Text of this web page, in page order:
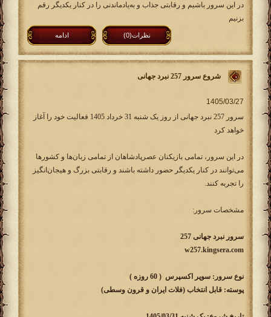
در این سرور باشیم و رقابتی جذاب و به‌یادماندنی را در کنار یکدیگر رقم
بزنیم
ادامه نظرات(0)
شروع سرور 257 نبرد جهانی
سرور 257 نبرد جهانی از روز یک شنبه 31 خرداد 1405 فعالیت خود را آغاز
خواهد کرد
در این سرور، تمامی بازیکنان عصرپادشاهان از تمامی زبان‌ها و کشورها
می‌توانند در کنار یکدیگر حضور داشته باشند و رقابتی بزرگ و هیجان‌انگیز
را تجربه کنند.
مشخصات سرور:
سرور نبرد جهانی 257
w257.kingsera.com
نوع سرور: سوپر اکسپرس ( 60 روزه )
پوسته: قابل انتخاب (فلات ایران و قرون وسطی)